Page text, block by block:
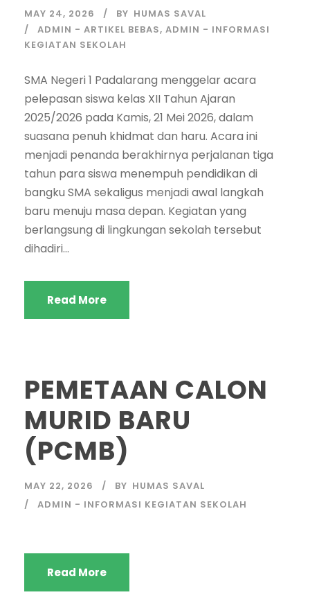
MAY 24, 2026 BY HUMAS SAVAL
ADMIN - ARTIKEL BEBAS, ADMIN - INFORMASI
KEGIATAN SEKOLAH
SMA Negeri 1 Padalarang menggelar acara
pelepasan siswa kelas XII Tahun Ajaran
2025/2026 pada Kamis, 21 Mei 2026, dalam
suasana penuh khidmat dan haru. Acara ini
menjadi penanda berakhirnya perjalanan tiga
tahun para siswa menempuh pendidikan di
bangku SMA sekaligus menjadi awal langkah
baru menuju masa depan. Kegiatan yang
berlangsung di lingkungan sekolah tersebut
dihadiri...
Read More
PEMETAAN CALON
MURID BARU
(PCMB)
MAY 22, 2026 BY HUMAS SAVAL
ADMIN - INFORMASI KEGIATAN SEKOLAH
Read More